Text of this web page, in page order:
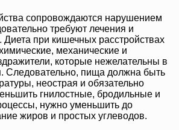
сопровождаются нарушением
требуют лечения и
Диета при кишечных расстройствах
механические и
которые нежелательны в
Следовательно, пища должна быть
неострая и обязательно
гнилостные, бродильные и
нужно уменьшить до
жиров и простых углеводов.